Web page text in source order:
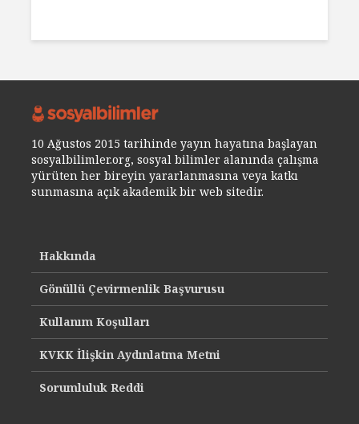
10 Ağustos 2015 tarihinde yayın hayatına başlayan
sosyalbilimler.org, sosyal bilimler alanında çalışma
yürüten her bireyin yararlanmasına veya katkı
sunmasına açık akademik bir web sitedir.
Hakkında
Gönüllü Çevirmenlik Başvurusu
Kullanım Koşulları
KVKK İlişkin Aydınlatma Metni
Sorumluluk Reddi